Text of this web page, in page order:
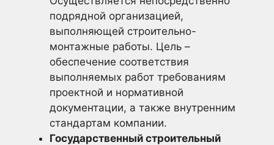
подрядной организацией,
выполняющей строительно-
монтажные работы. Цель –
обеспечение соответствия
выполняемых работ требованиям
проектной и нормативной
документации, а также внутренним
стандартам компании.
Государственный строительный